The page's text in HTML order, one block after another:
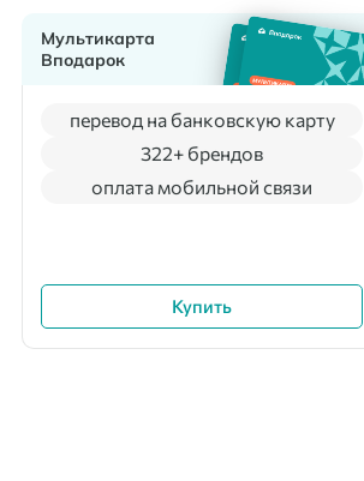
Мультикарта
Вподарок
оплата мобильной связи
перевод на банковскую карту
322+ брендов
Купить